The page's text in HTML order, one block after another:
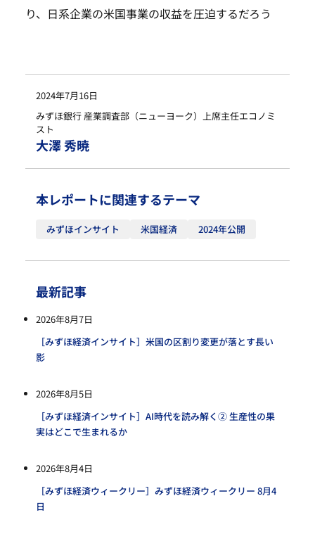
り、日系企業の米国事業の収益を圧迫するだろう
最新記事
2026年8月7日
［みずほ経済インサイト］米国の区割り変更が落とす長い
影
2026年8月5日
［みずほ経済インサイト］AI時代を読み解く② 生産性の果
実はどこで生まれるか
2026年8月4日
［みずほ経済ウィークリー］みずほ経済ウィークリー 8月4
日
2024年7月16日
みずほ銀行 産業調査部（ニューヨーク）上席主任エコノミ
スト
大澤 秀暁
本レポートに関連するテーマ
みずほインサイト 米国経済 2024年公開